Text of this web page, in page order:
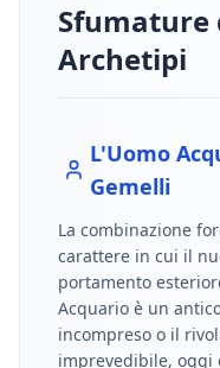
Sfumature
Archetipi
L'Uomo
Gemelli
La combinazione
carattere in cui il
portamento
Acquario è un
incompreso o il
imprevedibile, oggi